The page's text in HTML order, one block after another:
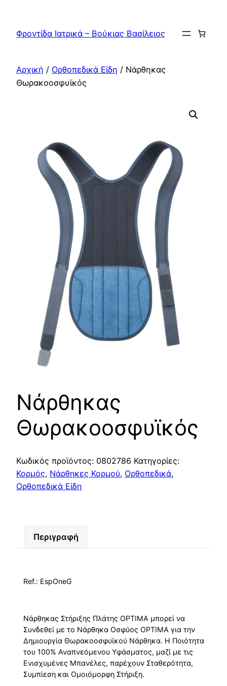
περιεχόμενο
Φροντίδα Ιατρικά – Βούκιας Βασίλειος
Αρχική / Ορθοπεδικά Είδη / Νάρθηκας
Θωρακοοσφυϊκός
Νάρθηκας
Θωρακοοσφυϊκός
Κωδικός προϊόντος: 0802786 Κατηγορίες:
Κορμός, Νάρθηκες Κορμού, Ορθοπεδικά,
Ορθοπεδικά Είδη
Περιγραφή
Ref.: ΕspOneG
Νάρθηκας Στήριξης Πλάτης OPTIMA μπορεί να
Συνδεθεί με το Νάρθηκα Οσφύος OPTIMA για την
Δημιουργία Θωρακοοσφυϊκού Νάρθηκα. Η Ποιότητα
του 100% Αναπνεόμενου Υφάσματος, μαζί με τις
Ενισχυμένες Μπανέλες, παρέχουν Σταθερότητα,
Συμπίεση και Ομοιόμορφη Στήριξη.